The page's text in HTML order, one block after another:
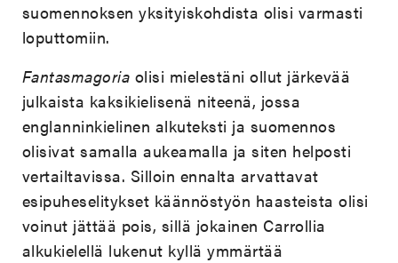
suomennoksen yksityiskohdista olisi varmasti
loputtomiin.
Fantasmagoria olisi mielestäni ollut järkevää
julkaista kaksikielisenä niteenä, jossa
englanninkielinen alkuteksti ja suomennos
olisivat samalla aukeamalla ja siten helposti
vertailtavissa. Silloin ennalta arvattavat
esipuheselitykset käännöstyön haasteista olisi
voinut jättää pois, sillä jokainen Carrollia
alkukielellä lukenut kyllä ymmärtää